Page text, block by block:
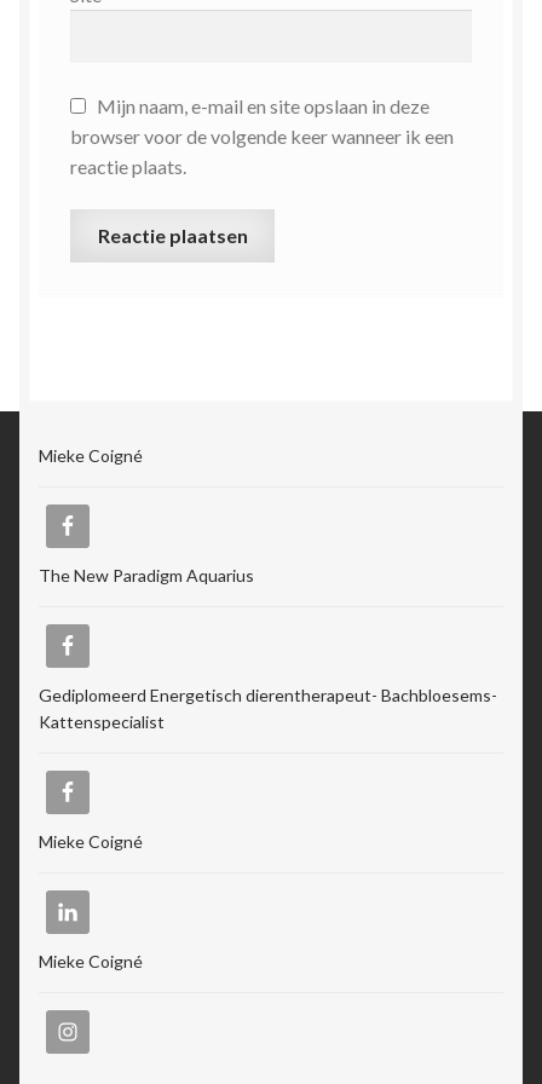
Mijn naam, e-mail en site opslaan in deze
browser voor de volgende keer wanneer ik een
reactie plaats.
Mieke Coigné
The New Paradigm Aquarius
Gediplomeerd Energetisch dierentherapeut- Bachbloesems-
Kattenspecialist
Mieke Coigné
Mieke Coigné